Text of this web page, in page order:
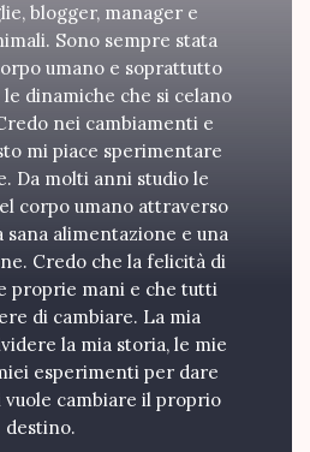
blogger, manager e
Sono sempre stata
umano e soprattutto
dinamiche che si celano
nei cambiamenti e
mi piace sperimentare
Da molti anni studio le
corpo umano attraverso
sana alimentazione e una
Credo che la felicità di
proprie mani e che tutti
di cambiare. La mia
la mia storia, le mie
esperimenti per dare
vuole cambiare il proprio
destino.